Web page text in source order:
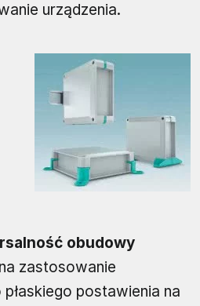
urządzenia.
obudowy
zastosowanie
postawienia na